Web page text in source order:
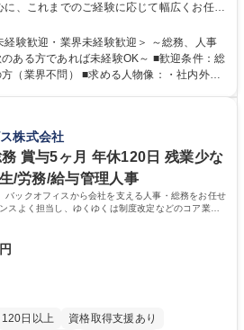
、これまでのご経験に応じて幅広くお任せ
運用 など ※基本的には事務所勤務ですが、
、関西圏以外への日帰り・宿泊を伴う国内
を持ちつつ、お互いに助け合いながら、総
経験歓迎・業界未経験歓迎＞ ～総務、人事
ある方であれば未経験OK～ ■歓迎条件：総
める人物像：・社内外の
株式会社
務 賞与5ヶ月 年休120日 残業少な
/労務/給与管理人事
バックオフィスから会社を支える人事・総務をお任せ
スよく担当し、ゆくゆくは制度改定などのコア業務
です。
日以上 資格取得支援あり